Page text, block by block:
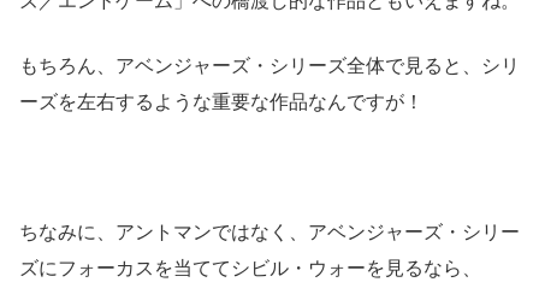
もちろん、アベンジャーズ・シリーズ全体で見ると、シリ
ーズを左右するような重要な作品なんですが！
ちなみに、アントマンではなく、アベンジャーズ・シリー
ズにフォーカスを当ててシビル・ウォーを見るなら、